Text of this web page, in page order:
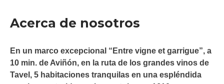
Acerca de nosotros
En un marco excepcional “Entre vigne et garrigue”, a
10 min. de Aviñón, en la ruta de los grandes vinos de
Tavel, 5 habitaciones tranquilas en una espléndida